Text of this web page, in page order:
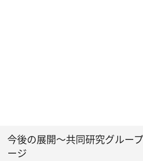
今後の展開〜共同研究グルー
ージ